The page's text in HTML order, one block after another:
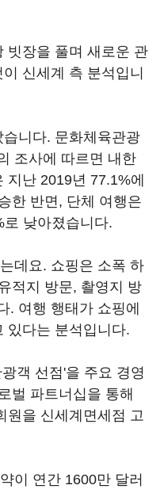
빗장을 풀며 새로운 관
신세계 측 분석입니
니다. 문화체육관광
조사에 따르면 내한
난 2019년 77.1%에
한 반면, 단체 여행은
낮아졌습니다.
데요. 쇼핑은 소폭 하
적지 방문, 촬영지 방
. 여행 행태가 쇼핑에
있다는 분석입니다.
객 선점'을 주요 경영
벌 파트너십을 통해
원을 신세계면세점 고
이 연간 1600만 달러